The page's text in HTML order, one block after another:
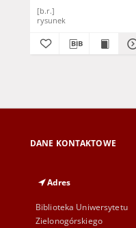
[b.r.]
rysunek
DANE KONTAKTOWE
Adres
Biblioteka Uniwersytetu
Zielonogórskiego